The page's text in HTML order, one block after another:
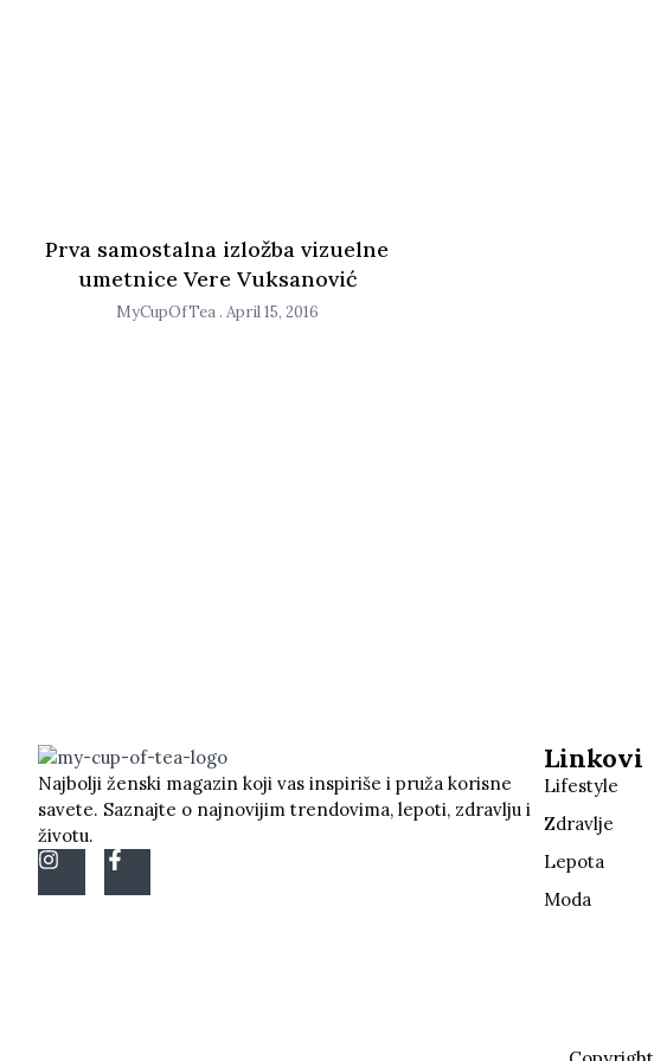
Prva samostalna izložba vizuelne
umetnice Vere Vuksanović
MyCupOfTea April 15, 2016
Najbolji ženski magazin koji vas inspiriše i pruža korisne
savete. Saznajte o najnovijim trendovima, lepoti, zdravlju i
životu.
Linkovi
Lifestyle
Zdravlje
Lepota
Moda